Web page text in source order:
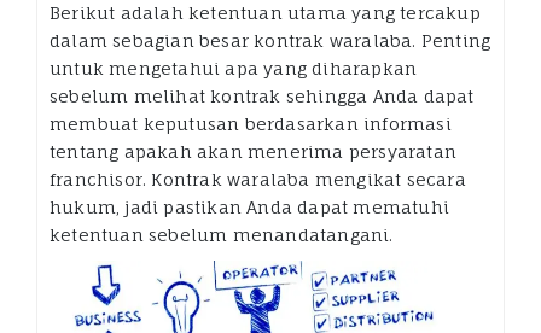
Berikut adalah ketentuan utama yang tercakup
dalam sebagian besar kontrak waralaba. Penting
untuk mengetahui apa yang diharapkan
sebelum melihat kontrak sehingga Anda dapat
membuat keputusan berdasarkan informasi
tentang apakah akan menerima persyaratan
franchisor. Kontrak waralaba mengikat secara
hukum, jadi pastikan Anda dapat mematuhi
ketentuan sebelum menandatangani.